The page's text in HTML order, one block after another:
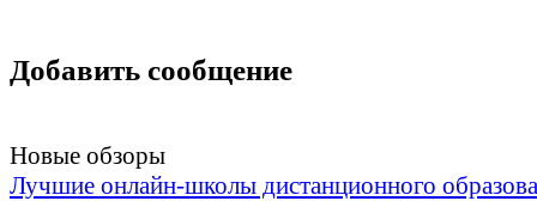
Добавить сообщение
Новые обзоры
Лучшие онлайн-школы дистанционного